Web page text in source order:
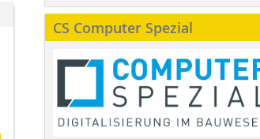
CS Computer Spezial